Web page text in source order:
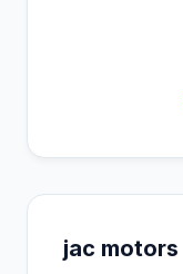
jac motors